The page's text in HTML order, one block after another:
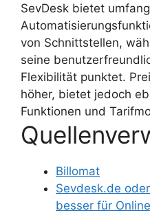
SevDesk bietet
von Schnittstellen,
seine
Flexibilität punktet.
höher, bietet jedoch
Funktionen und
Billomat
Sevdesk.de
besser für